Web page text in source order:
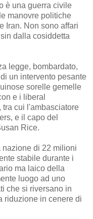
è una guerra civile
manovre politiche
Iran. Non sono affari
dalla cosiddetta
legge, bombardato,
un intervento pesante
sorelle gemelle
e i liberal
cui l'ambasciatore
e il capo del
Rice.
nazione di 22 milioni
stabile durante i
ma laico della
luogo ad uno
che si riversano in
riduzione in cenere di